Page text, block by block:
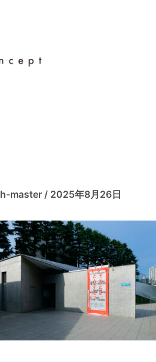
h-master / 2025年8月26日